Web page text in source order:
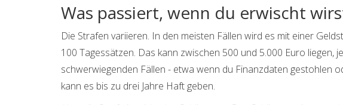
Was passiert, wenn du erwischt
Die Strafen variieren. In den meisten Fällen wird es mit einer
100 Tagessätzen. Das kann zwischen 500 und 5.000 Euro liegen,
schwerwiegenden Fällen - etwa wenn du Finanzdaten gestohlen
kann es bis zu drei Jahre Haft geben.